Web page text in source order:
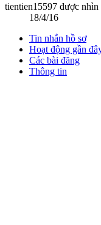
tientien15597 được nhìn
18/4/16
Tin nhắn hồ sơ
Hoạt động gần
Các bài đăng
Thông tin